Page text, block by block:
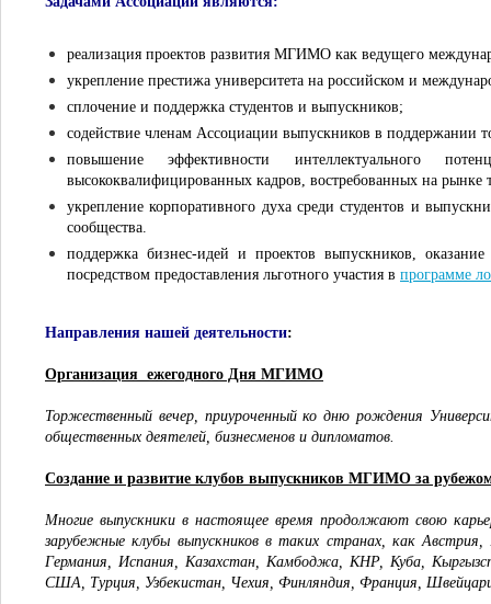
реализация проектов развития МГИМО как ведущего
укрепление престижа университета на российском и
сплочение и поддержка студентов и выпускников;
содействие членам Ассоциации выпускников в
повышение эффективности интеллектуального
высококвалифицированных кадров, востребованных на рынке
укрепление корпоративного духа среди студентов и
сообщества.
поддержка бизнес-идей и проектов выпускников,
посредством предоставления льготного участия в программе
Направления нашей деятельности:
Организация ежегодного Дня МГИМО
Торжественный вечер, приуроченный ко дню рождения
общественных деятелей, бизнесменов и дипломатов.
Создание и развитие клубов выпускников МГИМО за
Многие выпускники в настоящее время продолжают свою
зарубежные клубы выпускников в таких странах, как
Германия, Испания, Казахстан, Камбоджа, КНР, Куба,
США, Турция, Узбекистан, Чехия, Финляндия, Франция,